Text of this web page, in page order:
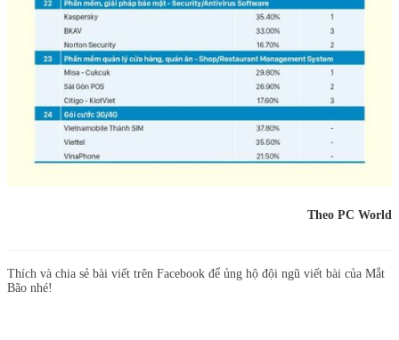
Theo PC World
Thích và chia sẻ bài viết trên Facebook để ủng hộ đội ngũ viết bài của Mắt
Bão nhé!